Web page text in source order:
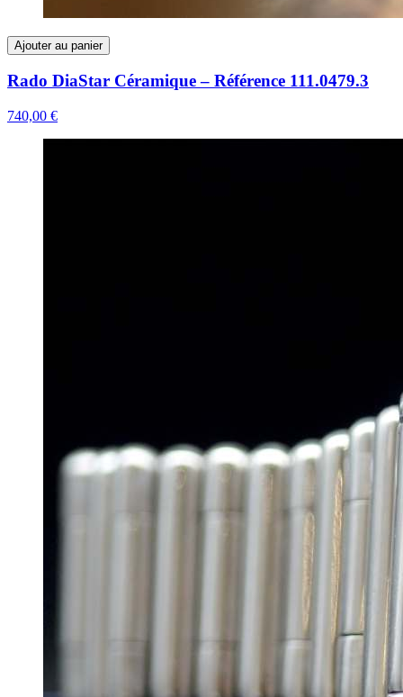
Ajouter au panier
Rado DiaStar Céramique – Référence 111.0479.3
740,00 €